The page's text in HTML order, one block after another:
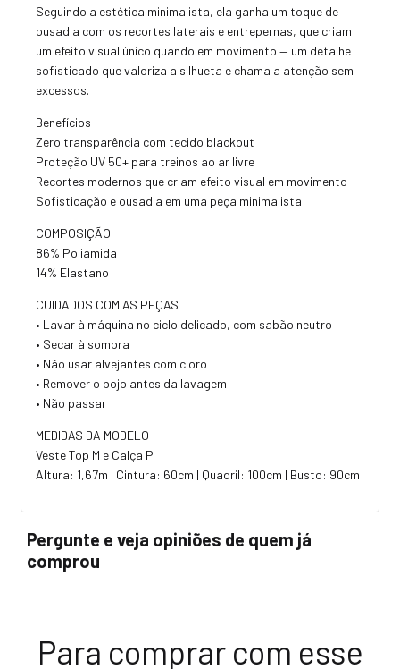
Seguindo a estética minimalista, ela ganha um toque de
ousadia com os recortes laterais e entrepernas, que criam
um efeito visual único quando em movimento — um detalhe
sofisticado que valoriza a silhueta e chama a atenção sem
excessos.
Benefícios
Zero transparência com tecido blackout
Proteção UV 50+ para treinos ao ar livre
Recortes modernos que criam efeito visual em movimento
Sofisticação e ousadia em uma peça minimalista
COMPOSIÇÃO
86% Poliamida
14% Elastano
CUIDADOS COM AS PEÇAS
• Lavar à máquina no ciclo delicado, com sabão neutro
• Secar à sombra
• Não usar alvejantes com cloro
• Remover o bojo antes da lavagem
• Não passar
MEDIDAS DA MODELO
Veste Top M e Calça P
Altura: 1,67m | Cintura: 60cm | Quadril: 100cm | Busto: 90cm
Pergunte e veja opiniões de quem já
comprou
Para comprar com esse